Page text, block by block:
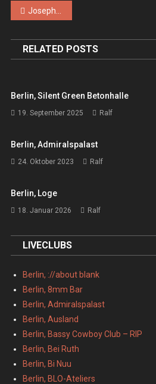
Beitragsnavigation
Joseph Boys – Fr. 08.06.2019 – Berlin, Schokoladen
RELATED POSTS
Berlin, Silent Green Betonhalle
19. September 2025 Ralf
Berlin, Admiralspalast
24. Oktober 2023 Ralf
Berlin, Loge
18. Januar 2026 Ralf
LIVECLUBS
Berlin, ://about blank
Berlin, 8mm Bar
Berlin, Admiralspalast
Berlin, Ausland
Berlin, Bassy Cowboy Club – RIP
Berlin, Bei Ruth
Berlin, Bi Nuu
Berlin, BLO-Ateliers